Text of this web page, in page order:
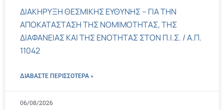
ΔΙΑΚΗΡΥΞΗ ΘΕΣΜΙΚΗΣ ΕΥΘΥΝΗΣ – ΓΙΑ ΤΗΝ
ΑΠΟΚΑΤΑΣΤΑΣΗ ΤΗΣ ΝΟΜΙΜΟΤΗΤΑΣ, ΤΗΣ
ΔΙΑΦΑΝΕΙΑΣ ΚΑΙ ΤΗΣ ΕΝΟΤΗΤΑΣ ΣΤΟΝ Π.Ι.Σ. / Α.Π.
11042
ΔΙΑΒΑΣΤΕ ΠΕΡΙΣΣΌΤΕΡΑ »
06/08/2026